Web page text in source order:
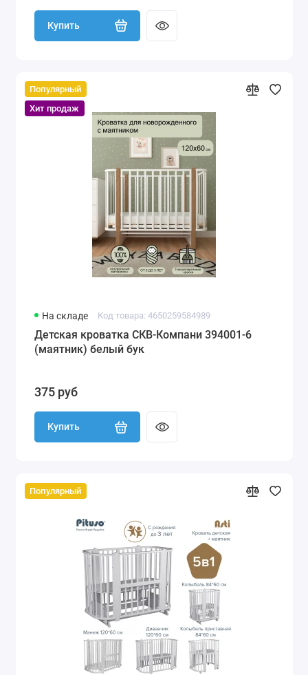
Купить
Популярный
Хит продаж
На складе Код товара: 4650259584989
Детская кроватка СКВ-Компани 394001-6
(маятник) белый бук
375 руб
Купить
Популярный